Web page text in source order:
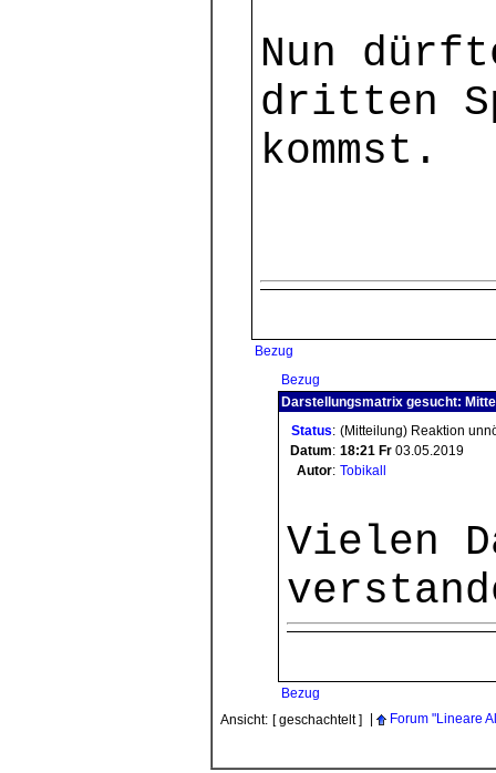
Nun
dritten
kommst.
Bezug
Bezug
Darstellungsmatrix gesucht:
Status: (Mitteilung) Reaktion
Datum: 18:21 Fr 03.05.2019
Autor: Tobikall
Vielen
Bezug
Ansicht: [ geschachtelt ] Forum "Lineare